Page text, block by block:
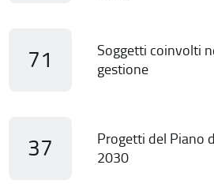
71
Soggetti coinvolti
gestione
37
Progetti del Piano
2030